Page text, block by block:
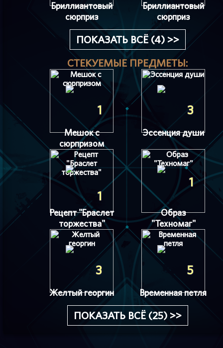
Бриллиантовый
сюрприз
Бриллиантовый
сюрприз
ПОКАЗАТЬ ВСЁ (4) >>
СТЕКУЕМЫЕ ПРЕДМЕТЫ:
1
Мешок с
сюрпризом
3
Эссенция души
1
Рецепт "Браслет
торжества"
1
Образ
"Техномаг"
3
Желтый георгин
5
Временная петля
ПОКАЗАТЬ ВСЁ (25) >>